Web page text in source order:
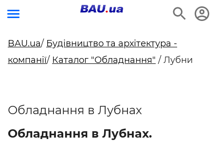
BAU.ua/ Будівництво та архітектура -
компанії/ Каталог "Обладнання" / Лубни
Обладнання в Лубнах
Обладнання в Лубнах.